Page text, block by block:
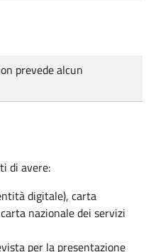
prevede alcun
di avere:
digitale), carta
nazionale dei servizi
per la presentazione